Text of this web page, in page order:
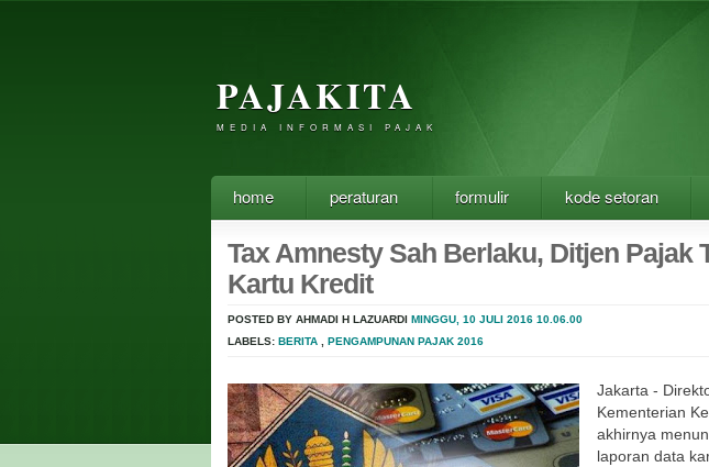
PAJAKITA
MEDIA INFORMASI PAJAK
home peraturan formulir kode setoran
Tax Amnesty Sah Berlaku, Ditjen Pajak
Kartu Kredit
POSTED BY AHMADI H LAZUARDI MINGGU, 10 JULI 2016 10.06.00
LABELS: BERITA PENGAMPUNAN PAJAK 2016
Jakarta -
Kementerian
akhirnya
laporan data